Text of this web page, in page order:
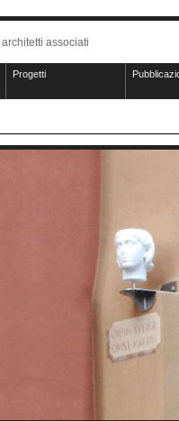
architetti associati
Progetti